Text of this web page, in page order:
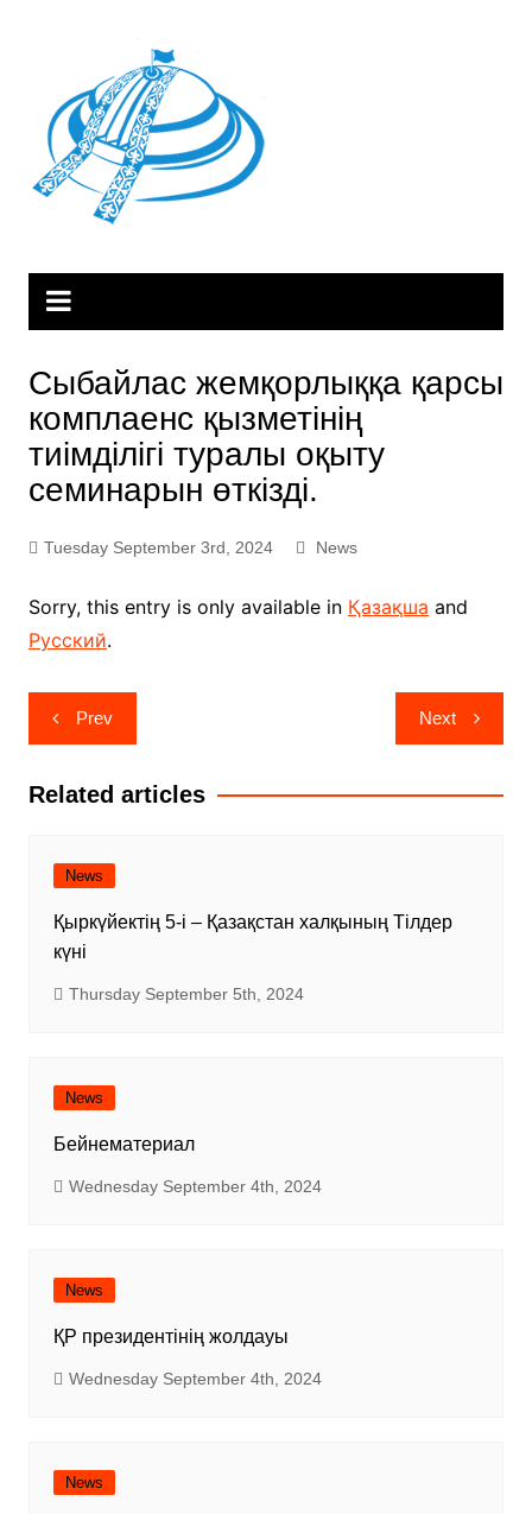
Сыбайлас жемқорлыққа қарсы
комплаенс қызметінің
тиімділігі туралы оқыту
семинарын өткізді.
Tuesday September 3rd, 2024 News
Sorry, this entry is only available in Қазақша and
Русский.
Post
navigation
Prev Next
Related articles
News
Қыркүйектің 5-і – Қазақстан халқының Тілдер
күні
Thursday September 5th, 2024
News
Бейнематериал
Wednesday September 4th, 2024
News
ҚР президентінің жолдауы
Wednesday September 4th, 2024
News